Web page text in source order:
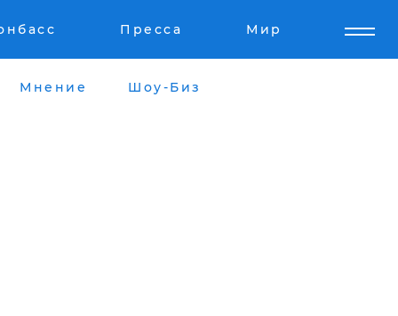
Пресса Мир
Мнение Шоу-Биз